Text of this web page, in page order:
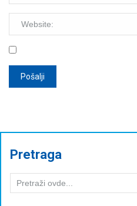
Pretraga